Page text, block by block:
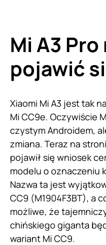
Mi A3
pojawić
Xiaomi Mi A3 jest tak
Mi CC9e. Oczywiście
czystym Androidem,
zmiana. Teraz na
pojawił się wniosek
modelu o oznaczeniu
Nazwa ta jest
CC9 (M1904F3BT), a
możliwe, że
chińskiego giganta
wariant Mi CC9.